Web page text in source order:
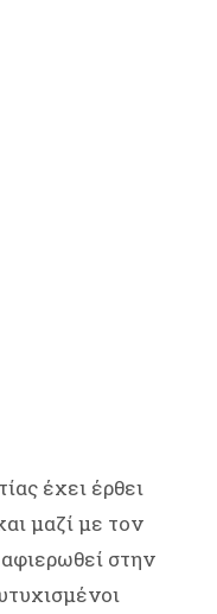
έχει έρθει
μαζί με τον
στην